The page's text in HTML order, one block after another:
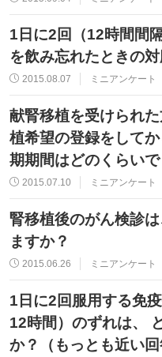
1日に2回（12時間間
を飲み忘れたときの
2015.08.07 ミニアンケート
献腎移植を受けられ
植希望の登録をして
期期間はどのくらいで
2015.07.10 ミニアンケート
腎移植後のがん検診
ますか？
2015.06.26 ミニアンケート
1日に2回服用する免
12時間）のずれは、
か？（もっとも近い